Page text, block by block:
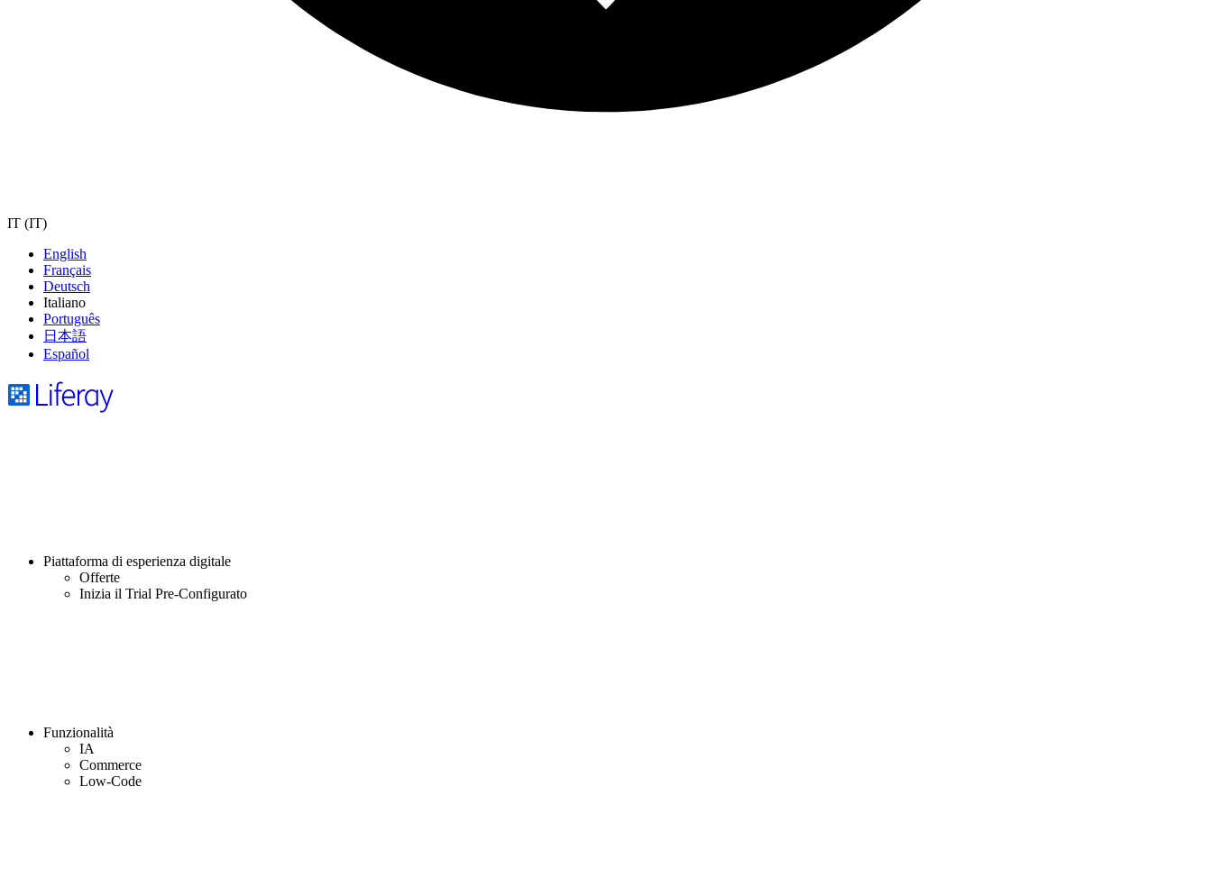
IT (IT)
English
Français
Deutsch
Italiano
Português
日本語
Español
Piattaforma di esperienza digitale
Offerte
Inizia il Trial Pre-Configurato
Funzionalità
IA
Commerce
Low-Code